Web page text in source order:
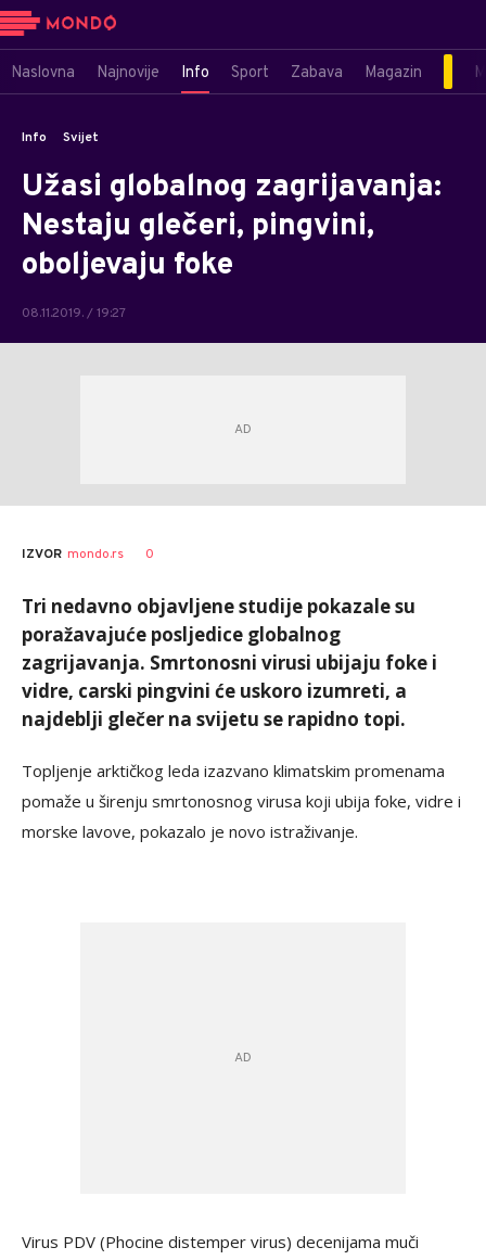
Naslovna Najnovije Info Sport Zabava Magazin
Info Svijet
Užasi globalnog zagrijavanja:
Nestaju glečeri, pingvini,
oboljevaju foke
08.11.2019. / 19:27
IZVOR mondo.rs 0
Tri nedavno objavljene studije pokazale su
poražavajuće posljedice globalnog
zagrijavanja. Smrtonosni virusi ubijaju foke i
vidre, carski pingvini će uskoro izumreti, a
najdeblji glečer na svijetu se rapidno topi.
Topljenje arktičkog leda izazvano klimatskim promenama
pomaže u širenju smrtonosnog virusa koji ubija foke, vidre i
morske lavove, pokazalo je novo istraživanje.
Virus PDV (Phocine distemper virus) decenijama muči